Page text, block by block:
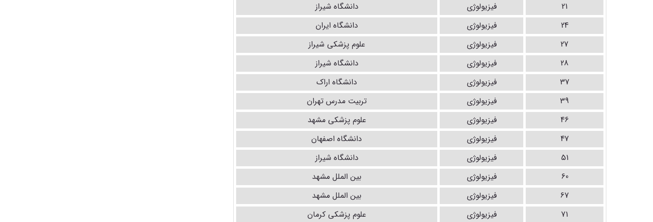
21
فیزیولوژی
دانشگاه شیراز
24
فیزیولوژی
دانشگاه ایران
27
فیزیولوژی
علوم پزشکی شیراز
28
فیزیولوژی
دانشگاه شیراز
37
فیزیولوژی
دانشگاه اراک
39
فیزیولوژی
تربیت مدرس تهران
46
فیزیولوژی
علوم پزشکی مشهد
47
فیزیولوژی
دانشگاه اصفهان
51
فیزیولوژی
دانشگاه شیراز
60
فیزیولوژی
بین الملل مشهد
67
فیزیولوژی
بین الملل مشهد
71
فیزیولوژی
علوم پزشکی کرمان